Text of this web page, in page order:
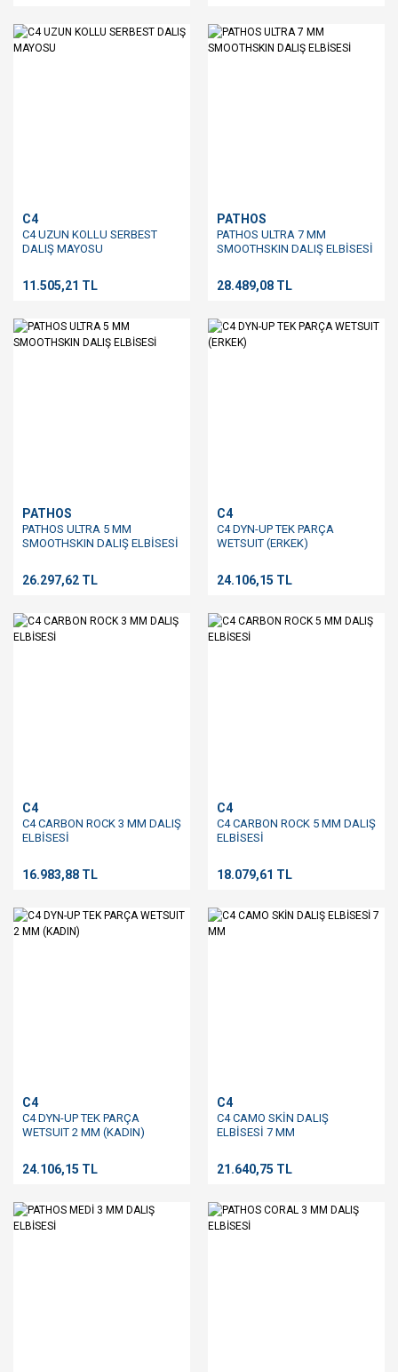
C4
C4 UZUN KOLLU SERBEST
DALIŞ MAYOSU
11.505,21 TL
PATHOS
PATHOS ULTRA 7 MM
SMOOTHSKIN DALIŞ ELBİSESİ
28.489,08 TL
PATHOS
PATHOS ULTRA 5 MM
SMOOTHSKIN DALIŞ ELBİSESİ
26.297,62 TL
C4
C4 DYN-UP TEK PARÇA
WETSUIT (ERKEK)
24.106,15 TL
C4
C4 CARBON ROCK 3 MM DALIŞ
ELBİSESİ
16.983,88 TL
C4
C4 CARBON ROCK 5 MM DALIŞ
ELBİSESİ
18.079,61 TL
C4
C4 DYN-UP TEK PARÇA
WETSUIT 2 MM (KADIN)
24.106,15 TL
C4
C4 CAMO SKİN DALIŞ
ELBİSESİ 7 MM
21.640,75 TL